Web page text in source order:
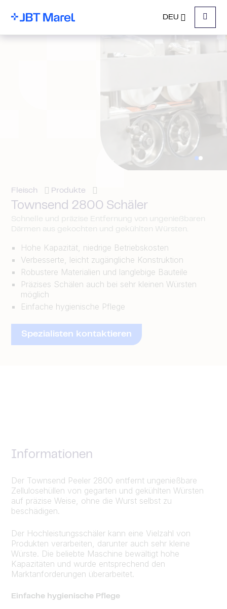
DEU
Menu
Fleisch Produkte
Townsend 2800 Schäler
Schnelle und präzise Entfernung von ungenießbaren
Därmen aus gekochten und gekühlten Würsten.
Hohe Kapazität, niedrige Betriebskosten
Verbesserte, leicht zugängliche Konstruktion
Robustere Materialien und langlebige Bauteile
Präzises Schälen auch bei sehr kleinen Würsten
möglich
Einfache hygienische Pflege
Spezialisten kontaktieren
Informationen
Der Townsend Peeler 2800 entfernt ungenießbare
Zellulosehüllen von gegarten und gekühlten Würsten
auf präzise Weise, ohne die Wurst selbst zu
beschädigen.
Der Hochleistungsschäler kann eine Vielzahl von
Produkten verarbeiten, darunter auch sehr kleine
Würste. Die beliebte Maschine bewältigt hohe
Kapazitäten und wurde entsprechend den
Marktanforderungen überarbeitet.
Einfache hygienische Pflege